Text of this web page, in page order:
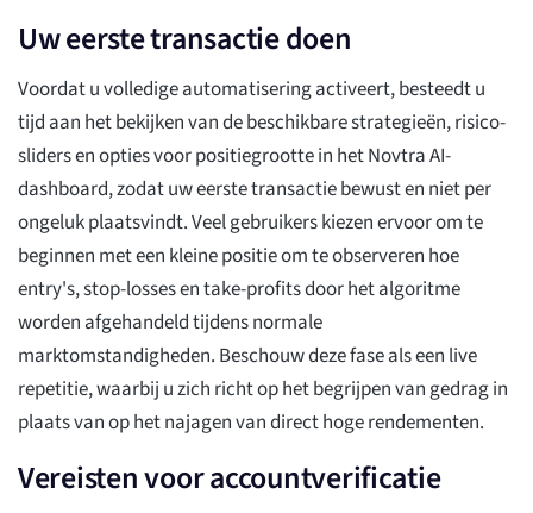
Uw eerste transactie doen
Voordat u volledige automatisering activeert, besteedt u
tijd aan het bekijken van de beschikbare strategieën, risico-
sliders en opties voor positiegrootte in het Novtra AI-
dashboard, zodat uw eerste transactie bewust en niet per
ongeluk plaatsvindt. Veel gebruikers kiezen ervoor om te
beginnen met een kleine positie om te observeren hoe
entry's, stop-losses en take-profits door het algoritme
worden afgehandeld tijdens normale
marktomstandigheden. Beschouw deze fase als een live
repetitie, waarbij u zich richt op het begrijpen van gedrag in
plaats van op het najagen van direct hoge rendementen.
Vereisten voor accountverificatie